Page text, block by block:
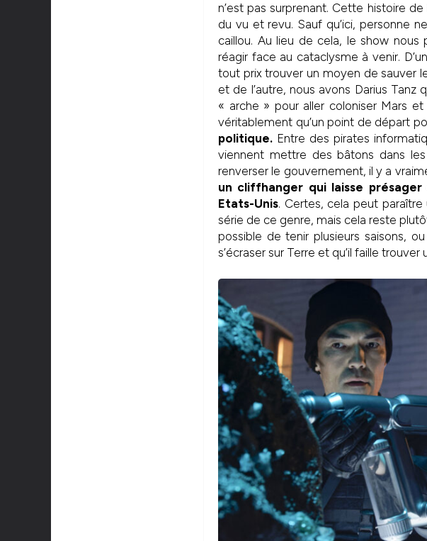
n’est pas surprenant. Cette histoire
du vu et revu. Sauf qu’ici, personne
caillou. Au lieu de cela, le show
réagir face au cataclysme à venir.
tout prix trouver un moyen de sauver
et de l’autre, nous avons Darius
« arche » pour aller coloniser Mars et
véritablement qu’un point de départ
politique. Entre des pirates
viennent mettre des bâtons dans
renverser le gouvernement, il y a
un cliffhanger qui laisse
Etats-Unis. Certes, cela peut
série de ce genre, mais cela reste
possible de tenir plusieurs saisons,
s’écraser sur Terre et qu’il faille trouver